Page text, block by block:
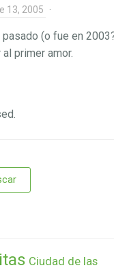
13, 2005 ·
pasado (o fue en
primer amor.
Ciudad de las